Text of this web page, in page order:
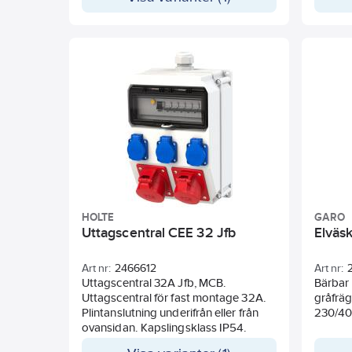
1 st
HOLTE
Uttagscentral CEE 32 Jfb
Art nr: 2466612
Uttagscentral 32A Jfb, MCB.
Uttagscentral för fast montage 32A.
Plintanslutning underifrån eller från
ovansidan. Kapslingsklass IP54.
GARO
Art nr:
230/